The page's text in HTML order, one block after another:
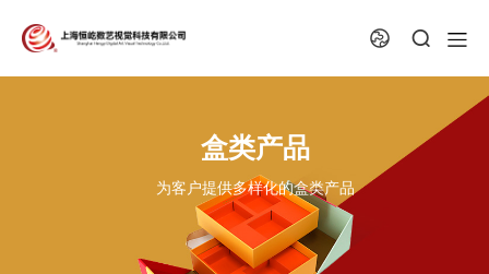
盒类产品
为客户提供多样化的盒类产品